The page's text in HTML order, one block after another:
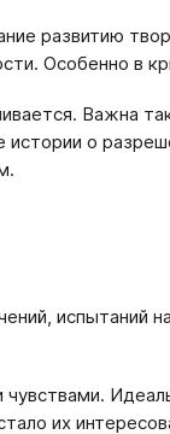
развитию
Особенно в
Важна
о
испытаний
их